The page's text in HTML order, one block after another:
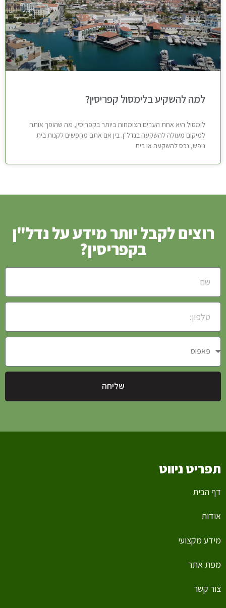
למה להשקיע בלימסול קפריסין?
לימסול היא אחת הערים הצומחות ביותר בקפריסין, מה שהופך אותה
למיקום מעולה להשקעה בנדל"ן. בין אם אתם מחפשים לקנות בית
נופש, נכס להשקעה או בית
רוצים לקבל יותר מידע על נדל"ן
בקפריסין?
שליחה
תפריט ניווט
דף הבית
אודות
מידע מקצועי
מפת אתר
צור קשר